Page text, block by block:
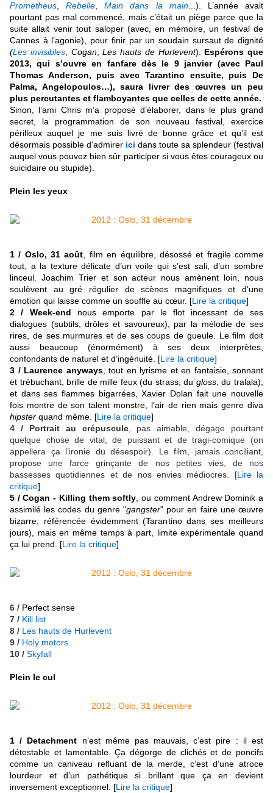
Prometheus
Rebelle Main dans la main...). L’année avait
pourtant pas mal commencé, mais c’était un piège parce que la
suite allait venir tout saloper (avec, en mémoire, un festival de
Cannes à l’agonie), pour finir par un soudain sursaut de dignité
(Les invisibles, Cogan,Les hauts de Hurlevent). Espérons que
2013, qui s’ouvre en fanfare dès le 9 janvier (avec Paul
Thomas Anderson, puis avec Tarantino ensuite, puis De
Palma, Angelopoulos…), saura livrer des œuvres un peu
plus percutantes et flamboyantes que celles de cette année.
Sinon, l’ami Chris m’a proposé d’élaborer, dans le plus grand
secret, la programmation de son nouveau festival, exercice
périlleux auquel je me suis livré de bonne grâce et qu’il est
désormais possible d’admirer ici dans toute sa splendeur (festival
auquel vous pouvez bien sûr participer si vous êtes courageux ou
suicidaire ou stupide)
Plein les yeux
1 / Oslo, 31 août , film en équilibre, désossé et fragile comme
tout, a la texture délicate d’un voile qui s’est sali, d’un sombre
linceul. Joachim Trier et son acteur nous amènent loin, nous
soulèvent au gré régulier de scènes magnifiques et d’une
émotion qui laisse comme un souffle au cœur. [Lire la critique]
2 / Week-end nous emporte par le flot incessant de ses
dialogues (subtils, drôles et savoureux), par la mélodie de ses
rires, de ses murmures et de ses coups de gueule. Le film doit
aussi beaucoup (énormément) à ses deux interprètes,
confondants de naturel et d’ingénuité. [Lire la critique]
3 / Laurence anyways, tout en lyrisme et en fantaisie, sonnant
et trébuchant, brille de mille feux (du strass, du gloss, du tralala),
et dans ses flammes bigarrées, Xavier Dolan fait une nouvelle
fois montre de son talent monstre, l’air de rien mais genre diva
hipster quand même. [Lire la critique]
4 / Portrait au crépuscule, pas aimable, dégage pourtant
quelque chose de vital, de puissant et de tragi-comique (on
appellera ça l’ironie du désespoir). Le film, jamais conciliant,
propose une farce grinçante de nos petites vies, de nos
bassesses quotidiennes et de nos envies médiocres. [Lire la
critique]
5 / Cogan - Killing them softly , ou comment Andrew Dominik a
assimilé les codes du genre "gangster" pour en faire une œuvre
bizarre, référencée évidemment (Tarantino dans ses meilleurs
jours), mais en même temps à part, limite expérimentale quand
ça lui prend. [Lire la critique]
6 / Perfect sense
7 / Kill list
8 / Les hauts de Hurlevent
9 / Holy motors
10 / Skyfall
Plein le cul
1 / Detachment n’est même pas mauvais, c’est pire : il est
détestable et lamentable. Ça dégorge de clichés et de poncifs
comme un caniveau refluant de la merde, c’est d’une atroce
lourdeur et d’un pathétique si brillant que ça en devient
inversement exceptionnel. [Lire la critique]